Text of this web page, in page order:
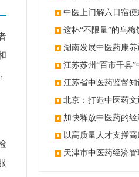
展 中医上门解六日宿便
这杯“不限量”的乌梅
湖南发展中医药康养
江苏苏州“百市千县
办 江苏省中医药监督
北京：打造中医药
加快释放中医药的经
以高质量人才支撑
天津市中医药经济